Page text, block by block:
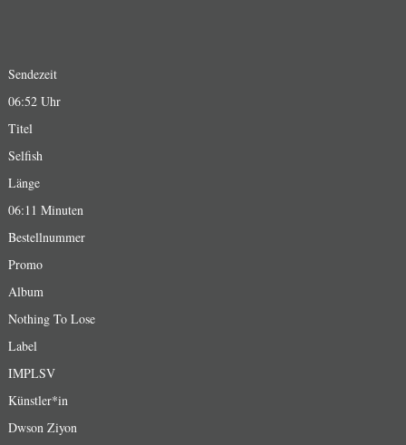
Sendezeit
06:52 Uhr
Titel
Selfish
Länge
06:11 Minuten
Bestellnummer
Promo
Album
Nothing To Lose
Label
IMPLSV
Künstler*in
Dwson Ziyon